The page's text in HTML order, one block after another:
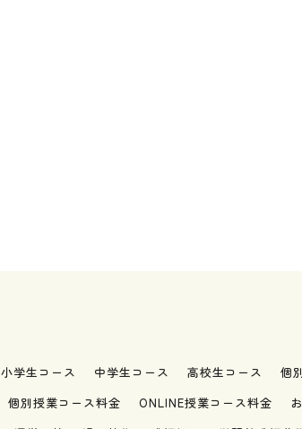
小学生コース 中学生コース 高校生コース 個
個別授業コース料金 ONLINE授業コース料金